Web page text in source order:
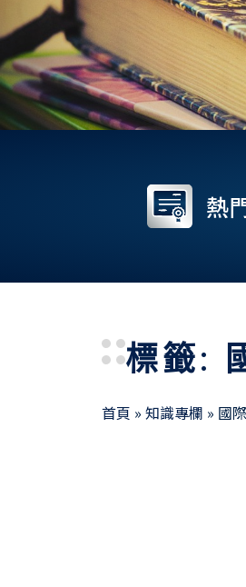
熱
標籤:
首頁 » 知識專欄 » 國